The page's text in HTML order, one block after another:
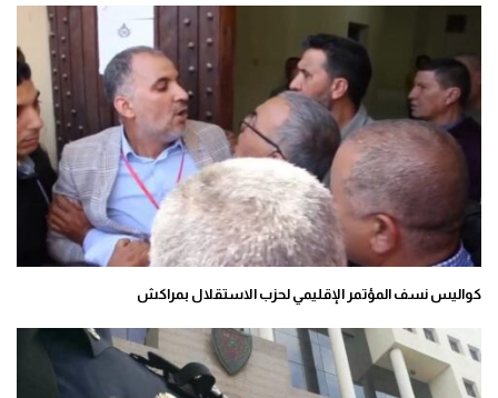
كواليس نسف المؤتمر الإقليمي لحزب الاستقلال بمراكش